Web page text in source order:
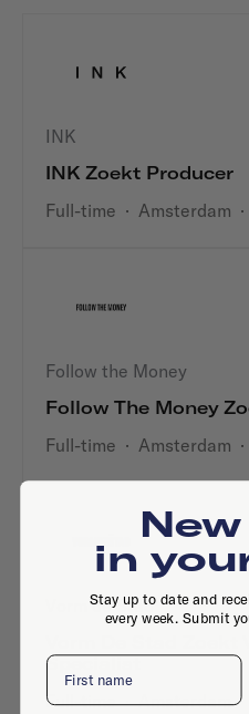
INK
INK Zoekt Producer
Full-time · Amsterdam ·
Follow the Money
Follow The Money
Full-time · Amsterdam ·
Vorm de Stad
Specialist
Full-time·Amsterdam·
in
Stay up to date and
every week. Submit
First name